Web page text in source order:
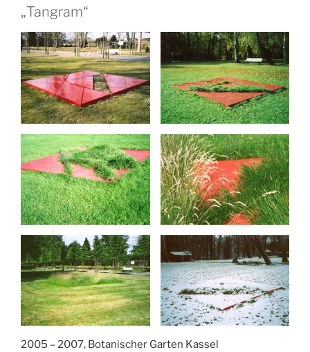
„Tangram“
2005 – 2007, Botanischer Garten Kassel